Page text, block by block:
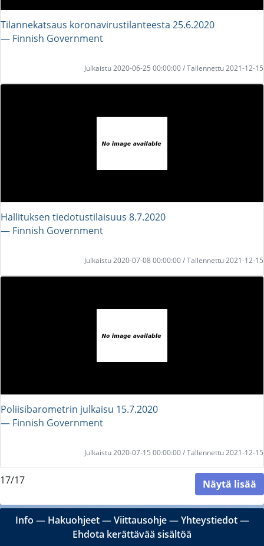
Tilannekatsaus koronavirustilanteesta 25.6.2020
― Finnish Government
Julkaistu 2020-06-25 00:00:00 / Tallennettu 2021-12-15
Hallituksen tiedotustilaisuus 8.7.2020
― Finnish Government
Julkaistu 2020-07-08 00:00:00 / Tallennettu 2021-12-15
Poliisibarometrin julkaisu 15.7.2020
― Finnish Government
Julkaistu 2020-07-15 00:00:00 / Tallennettu 2021-12-15
17/17 Näytä lisää
Info ― Hakuohjeet―Viittausohje―Yhteystiedot―
Ehdota kerättävää sisältöä